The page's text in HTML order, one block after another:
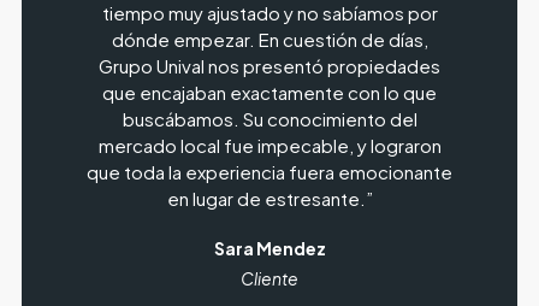
tiempo muy ajustado y no sabíamos por
dónde empezar. En cuestión de días,
Grupo Unival nos presentó propiedades
que encajaban exactamente con lo que
buscábamos. Su conocimiento del
mercado local fue impecable, y lograron
que toda la experiencia fuera emocionante
en lugar de estresante.”
Sara Mendez
Cliente